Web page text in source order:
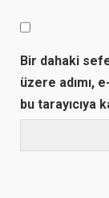
Bir dahaki
üzere adımı,
bu tarayıcıya